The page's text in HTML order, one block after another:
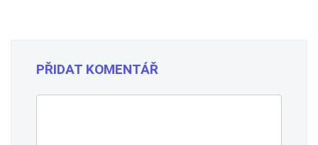
PŘIDAT KOMENTÁŘ